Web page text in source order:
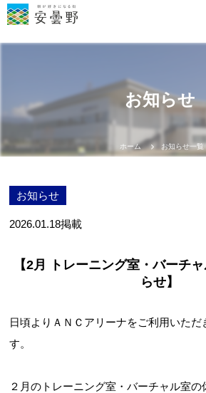
お知らせ
ホーム お知らせ一覧
お知らせ
2026.01.18掲載
【2月 トレーニング室・バーチ
らせ】
日頃よりＡＮＣアリーナをご利用いただ
す。
２月のトレーニング室・バーチャル室